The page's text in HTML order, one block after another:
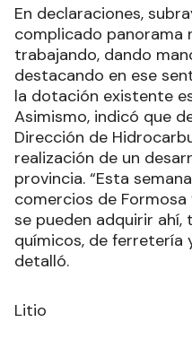
En declaraciones,
complicado panorama
trabajando, dando
destacando en ese
la dotación existente
Asimismo, indicó que
Dirección de
realización de un
provincia. “Esta
comercios de
se pueden adquirir
químicos, de ferretería
detalló.
Litio